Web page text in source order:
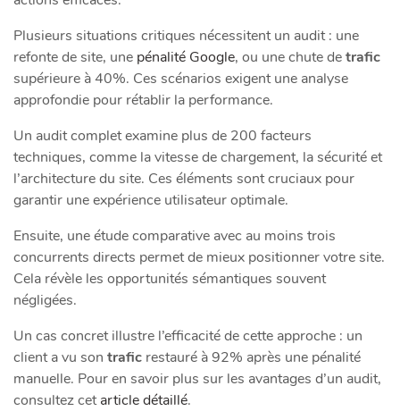
Plusieurs situations critiques nécessitent un audit : une
refonte de site, une pénalité Google, ou une chute detrafic
supérieure à 40%. Ces scénarios exigent une analyse
approfondie pour rétablir la performance.
Un audit complet examine plus de 200 facteurs
techniques, comme la vitesse de chargement, la sécurité et
l’architecture du site. Ces éléments sont cruciaux pour
garantir une expérience utilisateur optimale.
Ensuite, une étude comparative avec au moins trois
concurrents directs permet de mieux positionner votre site.
Cela révèle les opportunités sémantiques souvent
négligées.
Un cas concret illustre l’efficacité de cette approche : un
client a vu son trafic restauré à 92% après une pénalité
manuelle. Pour en savoir plus sur les avantages d’un audit,
consultez cetarticle détaillé.